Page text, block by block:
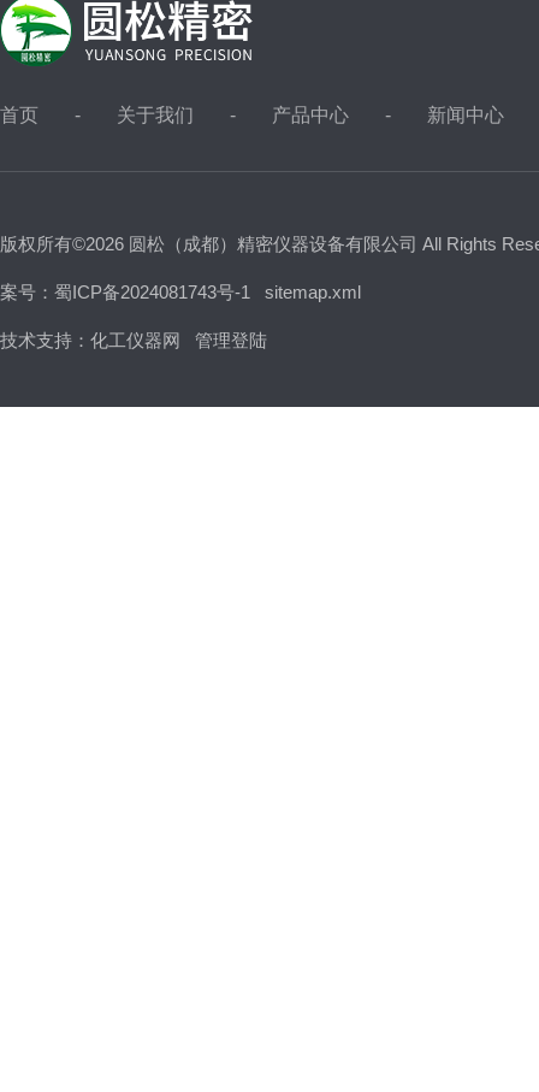
首页 关于我们 产品中心 新闻中心
版权所有©2026 圆松（成都）精密仪器设备有限公司 All Rights
案号：蜀ICP备2024081743号-1 sitemap.xml
技术支持： 化工仪器网 管理登陆